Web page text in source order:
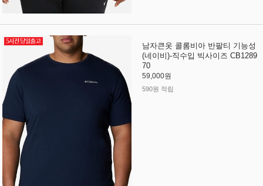
남자큰옷 콜롬비아 반팔티 기능성
(네이비)-직수입 빅사이즈 CB1289
70
59,000원
590원 적립